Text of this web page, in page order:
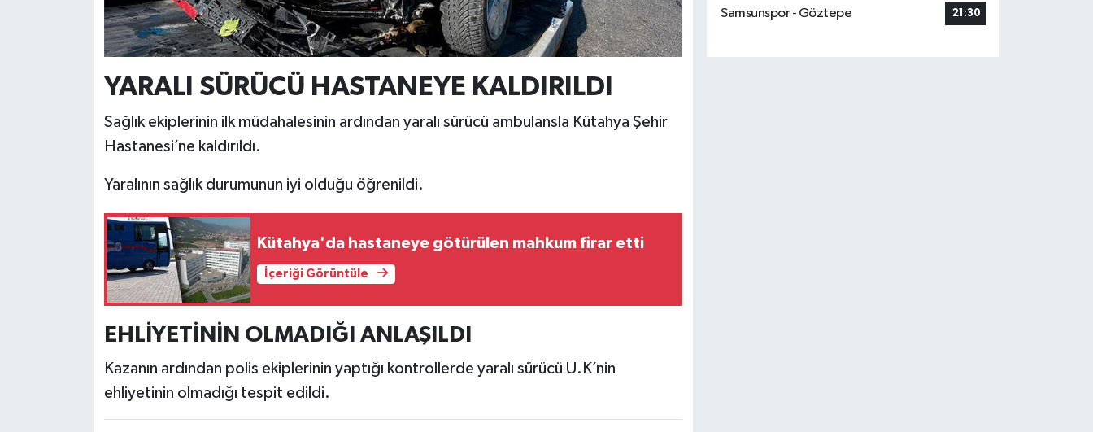
YARALI SÜRÜCÜ HASTANEYE KALDIRILDI
Sağlık ekiplerinin ilk müdahalesinin ardından yaralı sürücü ambulansla Kütahya Şehir
Hastanesi’ne kaldırıldı.
Yaralının sağlık durumunun iyi olduğu öğrenildi.
Kütahya'da hastaneye götürülen mahkum firar etti
İçeriği Görüntüle
EHLİYETİNİN OLMADIĞI ANLAŞILDI
Kazanın ardından polis ekiplerinin yaptığı kontrollerde yaralı sürücü U.K’nin
ehliyetinin olmadığı tespit edildi.
Samsunspor - Göztepe
21:30
Video Galeri
Yemek Tarifleri